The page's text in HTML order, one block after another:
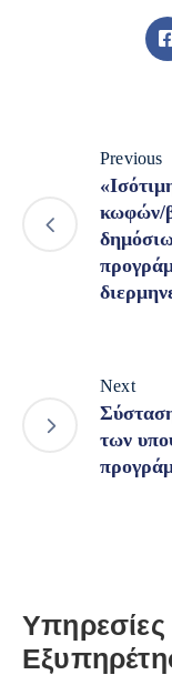
Previous
κωφών/
Next
των
Υπηρεσίες